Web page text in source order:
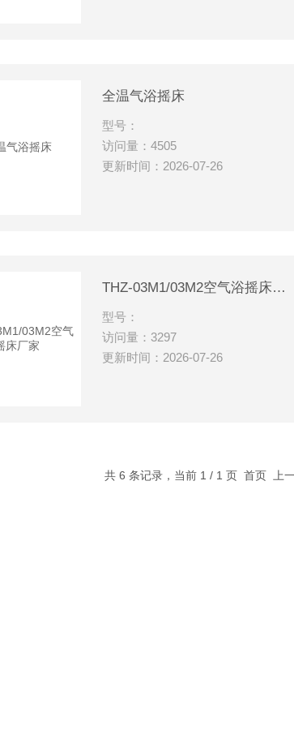
全温气浴摇床
型号：
访问量：4505
更新时间：2026-07-26
THZ-03M1/03M2空气浴摇床厂家
型号：
访问量：3297
更新时间：2026-07-26
共 6 条记录，当前 1 / 1 页 首页 上